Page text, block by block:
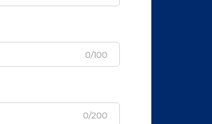
0/100
0/200